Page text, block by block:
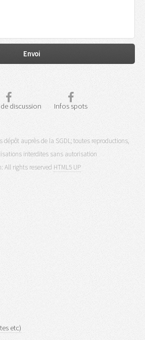
discussion Infos spots
dépôt auprès de la SGDL; toutes reproductions,
interdites sans autorisation
All rights reserved HTML5 UP
etc)